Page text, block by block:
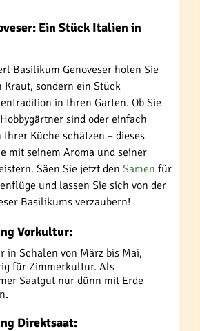
Ein Stück Italien in
Basilikum Genoveser holen Sie
sondern ein Stück
in Ihren Garten. Ob Sie
sind oder einfach
Ihrer Küche schätzen – dieses
mit seinem Aroma und seiner
Säen Sie jetzt den Samen für
und lassen Sie sich von der
Basilikums verzaubern!
Vorkultur:
in Schalen von März bis Mai,
für Zimmerkultur. Als
Saatgut nur dünn mit Erde
Direktsaat: